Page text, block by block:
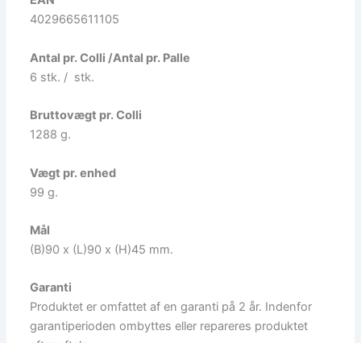
4029665611105
Antal pr. Colli /Antal pr. Palle
6 stk. / stk.
Bruttovægt pr. Colli
1288 g.
Vægt pr. enhed
99 g.
Mål
(B)90 x (L)90 x (H)45 mm.
Garanti
Produktet er omfattet af en garanti på 2 år. Indenfor
garantiperioden ombyttes eller repareres produktet